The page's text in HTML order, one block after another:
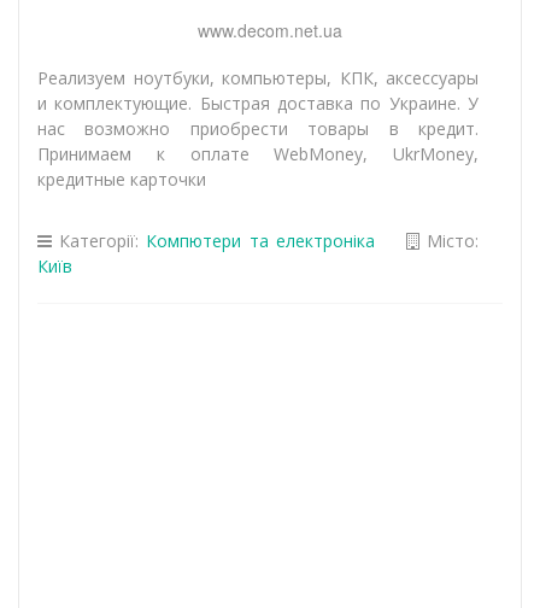
www.decom.net.ua
Реализуем ноутбуки, компьютеры, КПК, аксессуары
и комплектующие. Быстрая доставка по Украине. У
нас возможно приобрести товары в кредит.
Принимаем к оплате WebMoney, UkrMoney,
кредитные карточки
Категорії: Компютери та електроніка
Місто:
Київ